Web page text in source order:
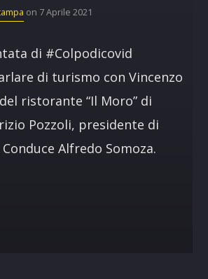
on 7 Aprile 2021
di #Colpodicovid
di turismo con Vincenzo
ristorante “Il Moro” di
Pozzoli, presidente di
Alfredo Somoza.